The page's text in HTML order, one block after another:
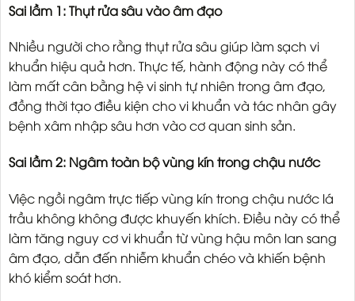
Sai lầm 1: Thụt rửa sâu vào âm đạo
Nhiều người cho rằng thụt rửa sâu giúp làm sạch vi
khuẩn hiệu quả hơn. Thực tế, hành động này có thể
làm mất cân bằng hệ vi sinh tự nhiên trong âm đạo,
đồng thời tạo điều kiện cho vi khuẩn và tác nhân gây
bệnh xâm nhập sâu hơn vào cơ quan sinh sản.
Sai lầm 2: Ngâm toàn bộ vùng kín trong chậu nước
Việc ngồi ngâm trực tiếp vùng kín trong chậu nước lá
trầu không không được khuyến khích. Điều này có thể
làm tăng nguy cơ vi khuẩn từ vùng hậu môn lan sang
âm đạo, dẫn đến nhiễm khuẩn chéo và khiến bệnh
khó kiểm soát hơn.